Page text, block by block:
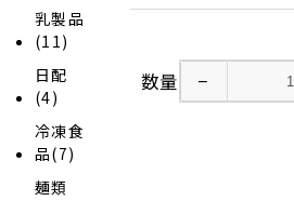
乳製品
(11)
日配
(4)
冷凍食
品(7)
麺類
数量 −